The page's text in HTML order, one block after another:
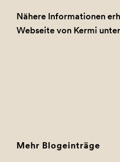
Nähere Informationen
Webseite von Kermi
Mehr Blogeinträge